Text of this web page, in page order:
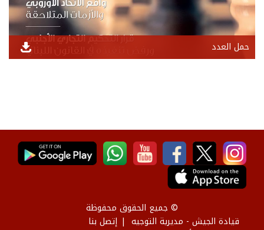
حمل العدد
© جميع الحقوق محفوظة
قيادة الجيش - مديرية التوجيه
إتصل بنا